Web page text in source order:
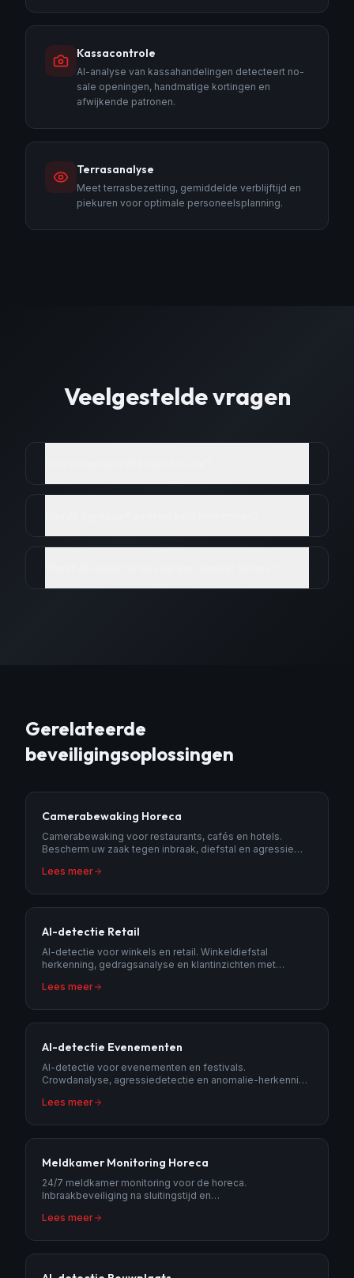
Kassacontrole
AI-analyse van kassahandelingen detecteert no-
sale openingen, handmatige kortingen en
afwijkende patronen.
Terrasanalyse
Meet terrasbezetting, gemiddelde verblijftijd en
piekuren voor optimale personeelsplanning.
Veelgestelde vragen
Gerelateerde
beveiligingsoplossingen
Camerabewaking Horeca
Camerabewaking voor restaurants, cafés en hotels.
Bescherm uw zaak tegen inbraak, diefstal en agressie
Lees meer
AI-detectie Retail
AI-detectie voor winkels en retail. Winkeldiefstal
herkenning, gedragsanalyse en klantinzichten met
Lees meer
AI-detectie Evenementen
AI-detectie voor evenementen en festivals.
Crowdanalyse, agressiedetectie en anomalie-herkenning
Lees meer
Meldkamer Monitoring Horeca
24/7 meldkamer monitoring voor de horeca.
Inbraakbeveiliging na sluitingstijd en
Lees meer